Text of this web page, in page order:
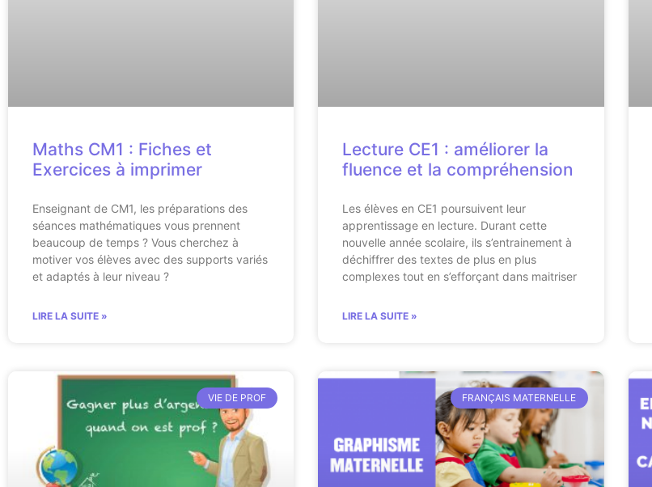
Maths CM1 : Fiches et
Exercices à imprimer
Enseignant de CM1, les préparations des
séances mathématiques vous prennent
beaucoup de temps ? Vous cherchez à
motiver vos élèves avec des supports variés
et adaptés à leur niveau ?
LIRE LA SUITE »
Lecture CE1 : améliorer la
fluence et la compréhension
Les élèves en CE1 poursuivent leur
apprentissage en lecture. Durant cette
nouvelle année scolaire, ils s’entrainement à
déchiffrer des textes de plus en plus
complexes tout en s’efforçant dans maitriser
LIRE LA SUITE »
VIE DE PROF FRANÇAIS MATERNELLE